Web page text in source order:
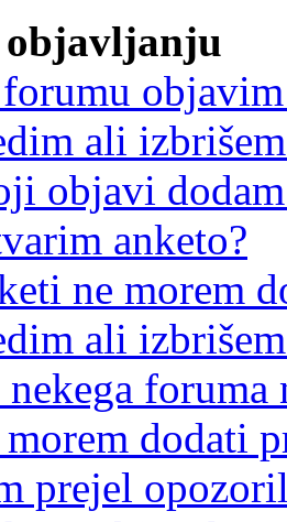
objavljanju
ali
objavi
anketo?
ne morem
ali
foruma
dodati
prejel